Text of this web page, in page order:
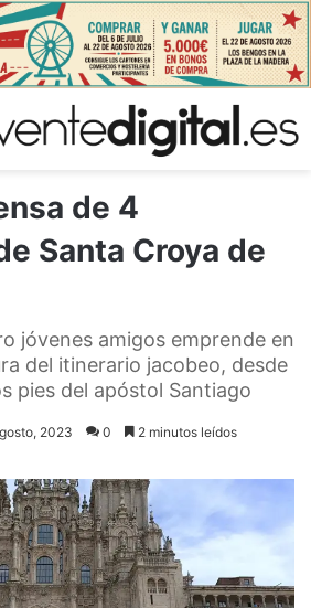
de 4
Santa Croya de
jóvenes amigos emprende en
del itinerario jacobeo, desde
pies del apóstol Santiago
2023 0 2 minutos leídos